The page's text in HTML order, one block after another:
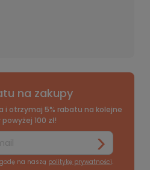
na zakupy
i otrzymaj 5% rabatu na kolejne
100 zł!
na naszą politykę prywatności.